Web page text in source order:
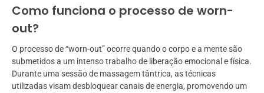
Como funciona o processo de worn-
out?
O processo de “worn-out” ocorre quando o corpo e a mente são
submetidos a um intenso trabalho de liberação emocional e física.
Durante uma sessão de massagem tântrica, as técnicas
utilizadas visam desbloquear canais de energia, promovendo um